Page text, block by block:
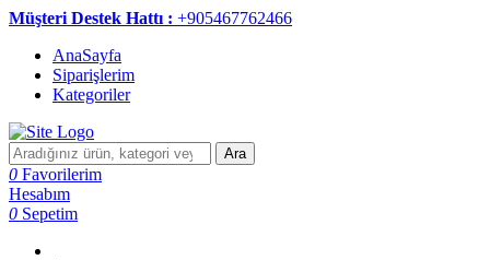
Müşteri Destek Hattı : +905467762466
AnaSayfa
Siparişlerim
Kategoriler
Ara
0 Favorilerim
Hesabım
0 Sepetim